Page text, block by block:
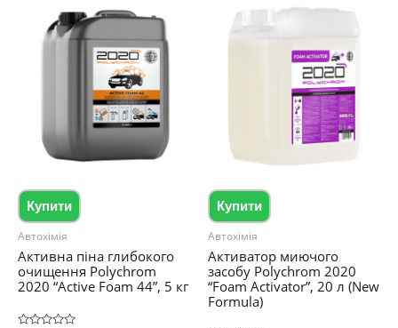
Купити
Автохімія
Активна піна глибокого
очищення Polychrom
2020 “Active Foam 44”, 5 кг
Купити
Автохімія
Активатор миючого
засобу Polychrom 2020
“Foam Activator”, 20 л (New
Formula)